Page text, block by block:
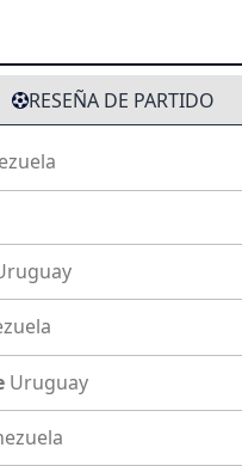
RESEÑA DE PARTIDO
Uruguay